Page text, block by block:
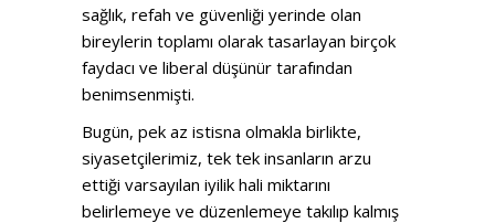
sağlık, refah ve güvenliği yerinde olan
bireylerin toplamı olarak tasarlayan birçok
faydacı ve liberal düşünür tarafından
benimsenmişti.
Bugün, pek az istisna olmakla birlikte,
siyasetçilerimiz, tek tek insanların arzu
ettiği varsayılan iyilik hali miktarını
belirlemeye ve düzenlemeye takılıp kalmış